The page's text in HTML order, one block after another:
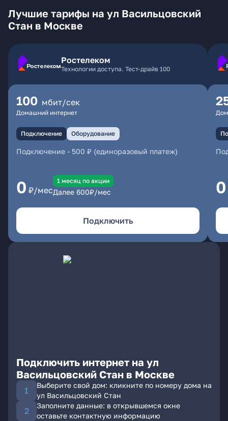
Лучшие тарифы на ул Васильцовский
Стан в Москве
Ростелеком
Технологии доступа. Тест-драйв 100
100 мбит/сек
Домашний интернет
Подключение Оборудование
Подключение - 500 ₽ (единоразовый платеж)
0 ₽/мес
1 месяц по акции
Далее 600₽/мес
Подключить
0
Подключить интернет на ул
Васильцовский Стан в Москве
Выберите свой дом: кликните по номеру дома на
ул Васильцовский Стан
Заполните данные: в открывшемся окне
оставьте контактную информацию